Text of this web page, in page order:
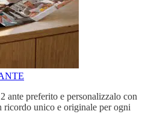
ante preferito e personalizzalo con
ricordo unico e originale per ogni